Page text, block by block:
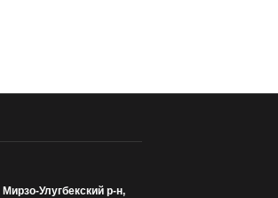
Мирзо-Улугбекский р-н,